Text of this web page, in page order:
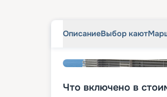
ОписаниеВыбор кают
Что включено в